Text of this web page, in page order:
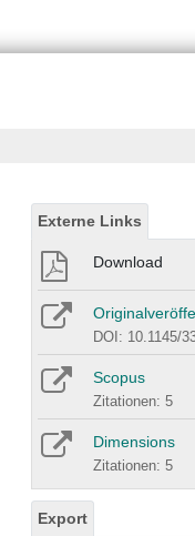
Externe Links
Download
DOI: 10.1145/
Scopus
Zitationen: 5
Dimensions
Zitationen: 5
Export